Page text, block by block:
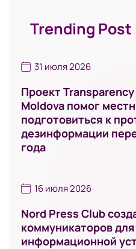
Trending Post
31 июля 2026
Проект
Moldova помог
подготовиться к
дезинформации
года
16 июля 2026
Nord Press Club
коммуникаторов
информационной